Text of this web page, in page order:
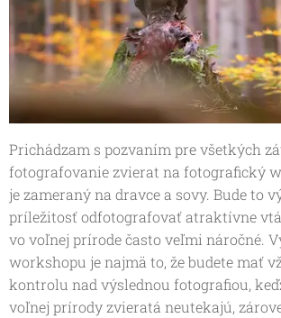
Prichádzam s pozvaním pre všetkých
fotografovanie zvierat na fotografický
je zameraný na dravce a sovy. Bude to
príležitosť odfotografovať atraktívne
vo voľnej prírode často veľmi náročné.
workshopu je najmä to, že budete mať
kontrolu nad výslednou fotografiou,
voľnej prírody zvieratá neutekajú,